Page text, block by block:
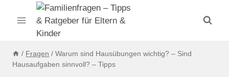
Inhalt
/ Fragen / Warum sind Hausübungen wichtig? – Sind
Hausaufgaben sinnvoll? – Tipps